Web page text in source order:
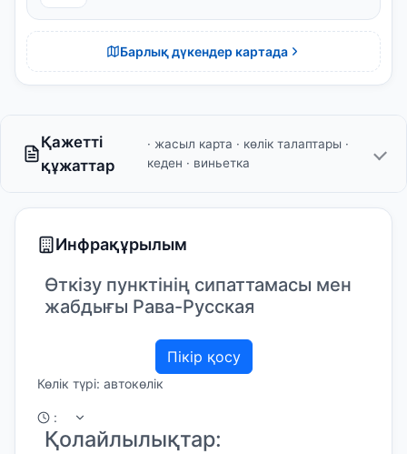
Барлық дүкендер картада
Қажетті
құжаттар
· жасыл карта · көлік талаптары ·
кеден · виньетка
Инфрақұрылым
Өткізу пунктінің сипаттамасы мен
жабдығы Рава-Русская
Пікір қосу
Көлік түрі: автокөлік
:
Қолайлылықтар: